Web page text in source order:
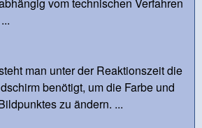
man unter der Reaktionszeit die
benötigt, um die Farbe und
zu ändern. ...